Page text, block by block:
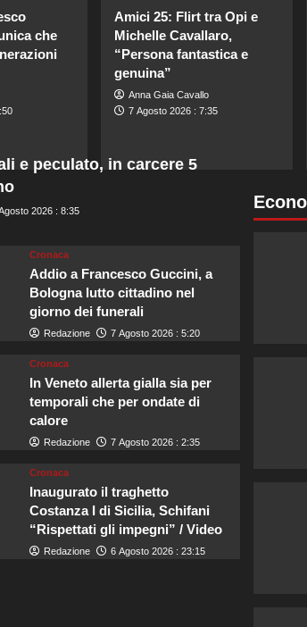
che
Amici 25: Flirt tra Opi e
Michelle Cavallaro,
“Persona fantastica e
genuina”
Anna Gaia Cavallo
7 Agosto 2026 : 7:35
e peculato, in carcere 5
2026 : 8:35
Cronaca
Addio a Francesco Guccini, a
Bologna lutto cittadino nel
giorno dei funerali
Redazione 7 Agosto 2026 : 5:20
Cronaca
In Veneto allerta gialla sia per
temporali che per ondate di
calore
Redazione 7 Agosto 2026 : 2:35
Cronaca
Inaugurato il traghetto
Costanza I di Sicilia, Schifani
“Rispettati gli impegni” / Video
Redazione 6 Agosto 2026 : 23:15